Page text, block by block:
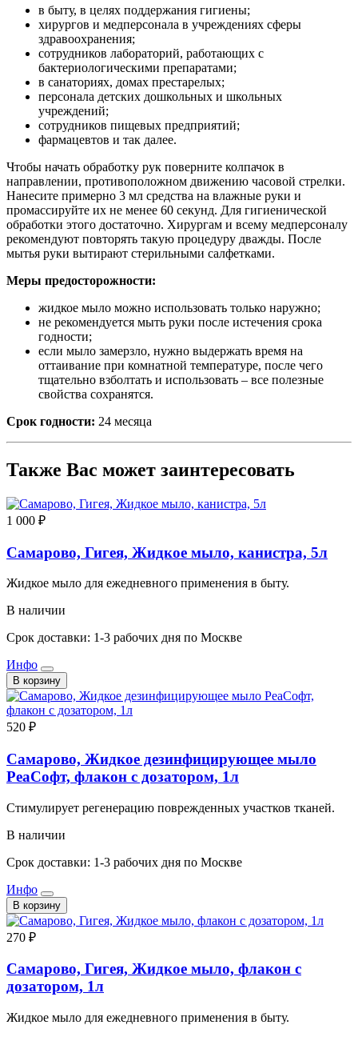
в быту, в целях поддержания гигиены;
хирургов и медперсонала в учреждениях сферы
здравоохранения;
сотрудников лабораторий, работающих с
бактериологическими препаратами;
в санаториях, домах престарелых;
персонала детских дошкольных и школьных
учреждений;
сотрудников пищевых предприятий;
фармацевтов и так далее.
Чтобы начать обработку рук поверните колпачок в
направлении, противоположном движению часовой стрелки.
Нанесите примерно 3 мл средства на влажные руки и
промассируйте их не менее 60 секунд. Для гигиенической
обработки этого достаточно. Хирургам и всему медперсоналу
рекомендуют повторять такую процедуру дважды. После
мытья руки вытирают стерильными салфетками.
Меры предосторожности:
жидкое мыло можно использовать только наружно;
не рекомендуется мыть руки после истечения срока
годности;
если мыло замерзло, нужно выдержать время на
оттаивание при комнатной температуре, после чего
тщательно взболтать и использовать – все полезные
свойства сохранятся.
Срок годности: 24 месяца
Также Вас может заинтересовать
1 000 ₽
Самарово, Гигея, Жидкое мыло, канистра, 5л
Жидкое мыло для ежедневного применения в быту.
В наличии
Срок доставки: 1-3 рабочих дня по Москве
Инфо
В корзину
520 ₽
Самарово, Жидкое дезинфицирующее мыло
РеаСофт, флакон с дозатором, 1л
Стимулирует регенерацию поврежденных участков тканей.
В наличии
Срок доставки: 1-3 рабочих дня по Москве
Инфо
В корзину
270 ₽
Самарово, Гигея, Жидкое мыло, флакон с
дозатором, 1л
Жидкое мыло для ежедневного применения в быту.